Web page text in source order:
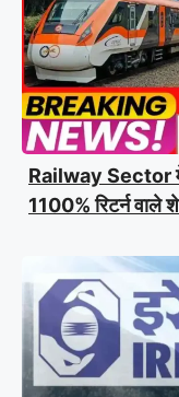
Railway Sector
1100% रिटर्न वाले